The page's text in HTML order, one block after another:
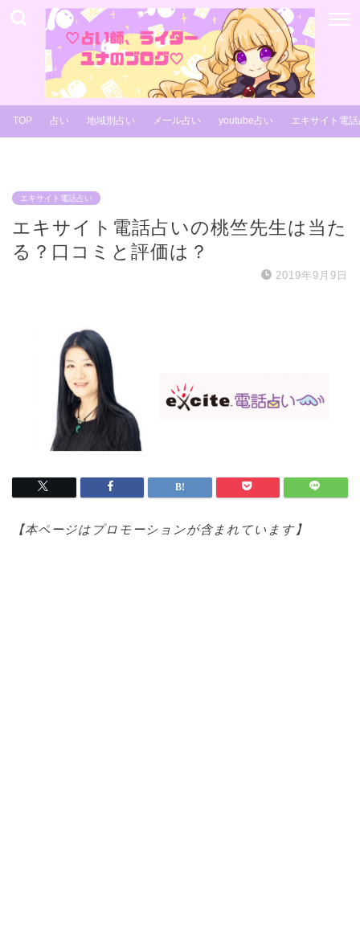
TOP 占い 地域別占い メール占い youtube占い エキサイト電
エキサイト電話占い
エキサイト電話占いの桃竺先生は当た
る？口コミと評価は？
2019年9月9日
【本ページはプロモーションが含まれています】